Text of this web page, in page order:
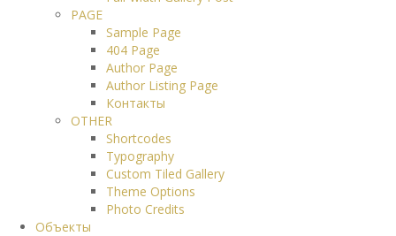
PAGE
Sample Page
404 Page
Author Page
Author Listing Page
Контакты
OTHER
Shortcodes
Typography
Custom Tiled Gallery
Theme Options
Photo Credits
Объекты